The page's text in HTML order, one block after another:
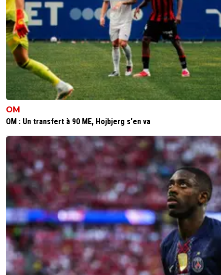
OM
OM : Un transfert à 90 ME, Hojbjerg s'en va